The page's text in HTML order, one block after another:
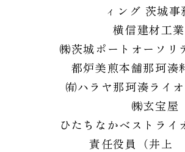
ィング 茨城事
横信建材工
㈱茨城ポートオーソリ
都炉美煎本舗那珂湊
㈲ハラヤ那珂湊ライ
㈱玄宝屋
ひたちなかベストライ
責任役員（井上